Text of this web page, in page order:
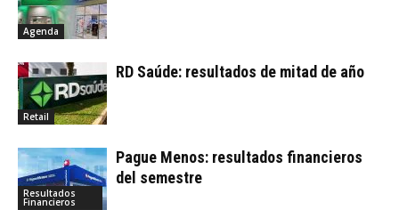
Agenda
Retail
RD Saúde: resultados de mitad de año
Resultados
Financieros
Pague Menos: resultados financieros
del semestre